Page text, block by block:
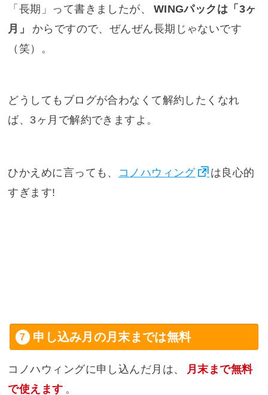
「長期」って書きましたが、
WINGパックは「3ヶ
月」
からですので、ぜんぜん長期じゃないです
（笑）。
どうしてもブログが合わなくて解約したくなれ
ば、3ヶ月で解約できますよ。
ひかえめに言っても、 コノハウィング
は良心的
すぎます!
申し込み月の月末までは無料
コノハウィングに申し込んだ月は、
月末まで無料
で使えます 。